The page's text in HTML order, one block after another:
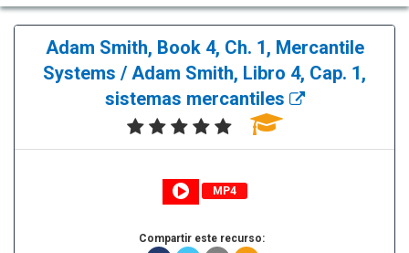
Adam Smith, Book 4, Ch. 1, Mercantile
Systems / Adam Smith, Libro 4, Cap. 1,
sistemas mercantiles
MP4
Compartir este recurso: